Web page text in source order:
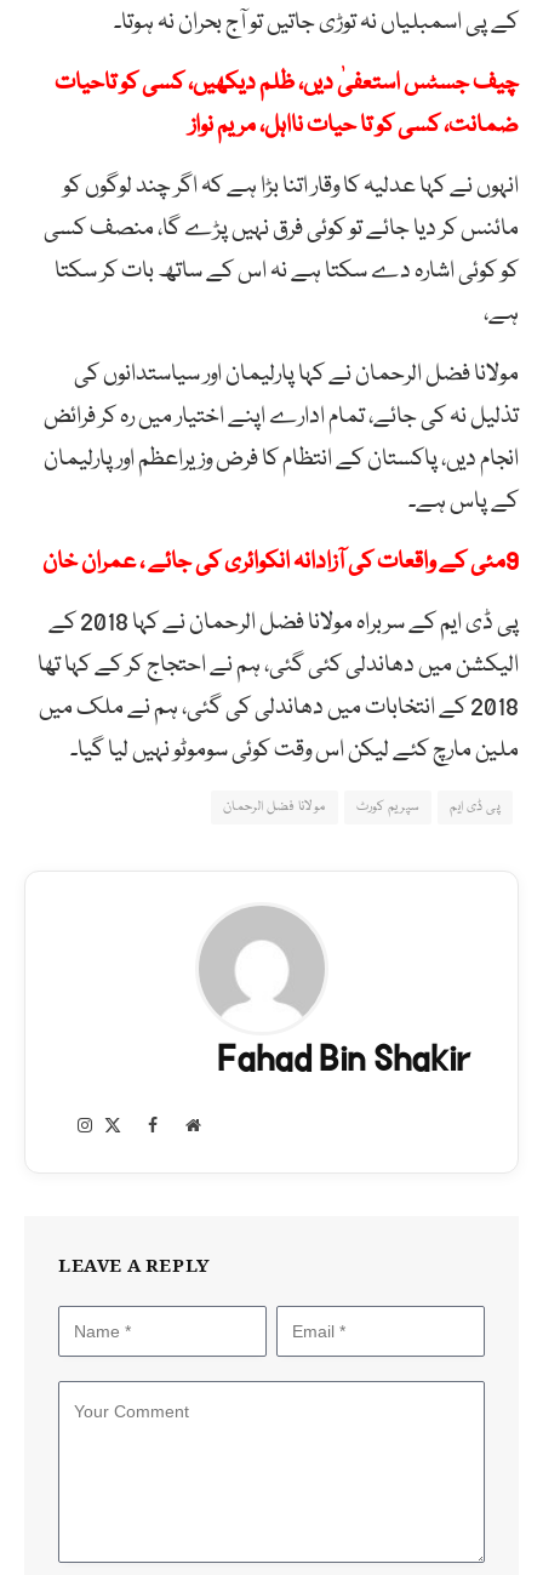
کے پی اسمبلیاں نہ توڑی جاتیں تو آج بحران نہ ہوتا۔
چیف جسٹس استعفیٰ دیں، ظلم دیکھیں، کسی کو تاحیات
ضمانت، کسی کو تا حیات نااہل، مریم نواز
انہوں نے کہا عدلیہ کا وقار اتنا بڑا ہے کہ اگر چند لوگوں کو
مائنس کر دیا جائے تو کوئی فرق نہیں پڑے گا، منصف کسی
کو کوئی اشارہ دے سکتا ہے نہ اس کے ساتھ بات کر سکتا
ہے،
مولانا فضل الرحمان نے کہا پارلیمان اور سیاستدانوں کی
تذلیل نہ کی جائے، تمام ادارے اپنے اختیار میں رہ کر فرائض
انجام دیں، پاکستان کے انتظام کا فرض وزیراعظم اور پارلیمان
کے پاس ہے۔
9مئی کے واقعات کی آزادانہ انکوائری کی جائے ، عمران خان
پی ڈی ایم کے سربراہ مولانا فضل الرحمان نے کہا 2018 کے
الیکشن میں دھاندلی کئی گئی، ہم نے احتجاج کر کے کہا تھا
2018 کے انتخابات میں دھاندلی کی گئی، ہم نے ملک میں
ملین مارچ کئے لیکن اس وقت کوئی سوموٹو نہیں لیا گیا۔
پی ڈی ایم سپریم کورٹ مولانا فضل الرحمان
Fahad Bin Shakir
Website
Facebook
Instagram
LEAVE A REPLY